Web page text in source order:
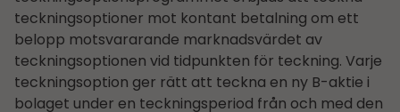
teckningsoptioner mot kontant betalning om ett
belopp motsvararande marknadsvärdet av
teckningsoptionen vid tidpunkten för teckning. Varje
teckningsoption ger rätt att teckna en ny B-aktie i
bolaget under en teckningsperiod från och med den